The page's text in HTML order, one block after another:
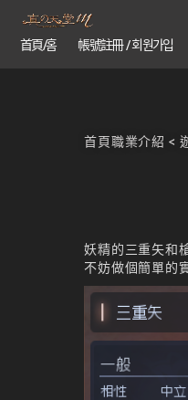
首頁/홈 帳號註冊 / 회원가입
首頁職業介紹 <
妖精的三重矢和
不妨做個簡單的